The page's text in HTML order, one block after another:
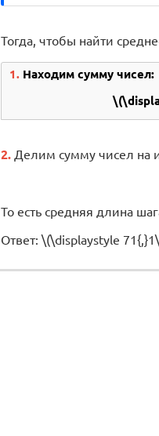
Тогда, чтобы найти
1. Находим сумму чисел:
2. Делим сумму чисел на
То есть средняя длина
Ответ: \(\displaystyle